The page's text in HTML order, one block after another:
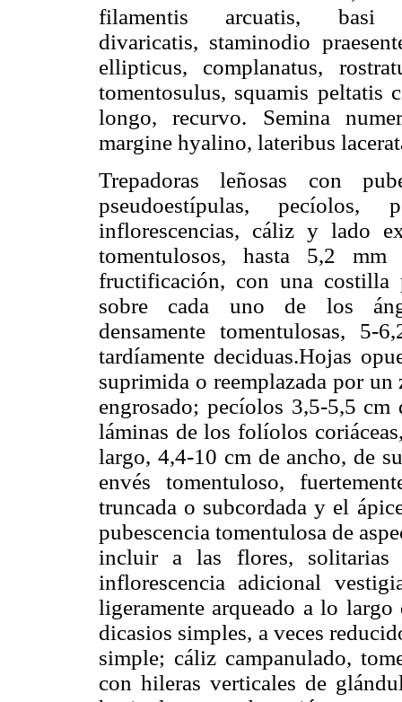
filamentis arcuatis, basi
divaricatis, staminodio
ellipticus, complanatus,
tomentosulus, squamis peltatis
longo, recurvo. Semina
margine hyalino, lateribus
Trepadoras leñosas con
pseudoestípulas,
inflorescencias, cáliz y lado
tomentulosos, hasta 5,2
fructificación, con una costilla
sobre cada uno de los
densamente tomentulosas,
tardíamente deciduas.Hojas
suprimida o reemplazada por
engrosado; pecíolos 3,5-5,5
láminas de los folíolos
largo, 4,4-10 cm de ancho, de
envés tomentuloso,
truncada o subcordada y el
pubescencia tomentulosa de
incluir a las flores, solitarias
inflorescencia adicional
ligeramente arqueado a lo
dicasios simples, a veces
simple; cáliz campanulado,
con hileras verticales de